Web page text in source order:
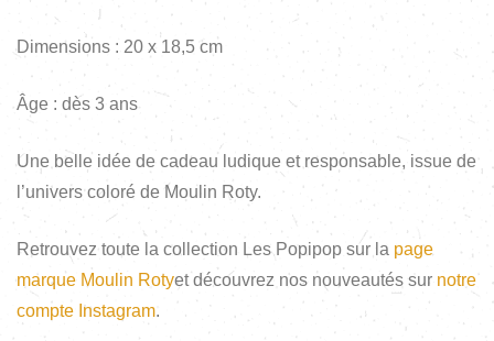
Dimensions : 20 x 18,5 cm
Âge : dès 3 ans
Une belle idée de cadeau ludique et responsable, issue de
l’univers coloré de Moulin Roty.
Retrouvez toute la collection Les Popipop sur la page
marque Moulin Rotyet découvrez nos nouveautés sur notre
compte Instagram.